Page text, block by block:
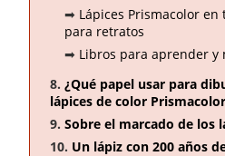
Lápices Prismacolor
para retratos
Libros para aprender y
¿Qué papel usar para
lápices de color
Sobre el marcado de los
Un lápiz con 200 años